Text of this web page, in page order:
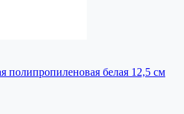
полипропиленовая белая 12,5 см